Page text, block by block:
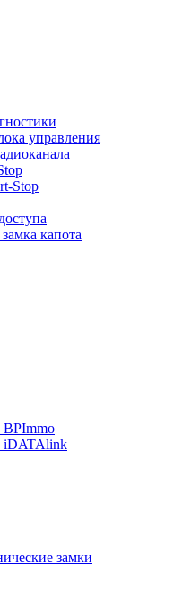
управления
Stop
капота
BPImmo
iDATAlink
замки